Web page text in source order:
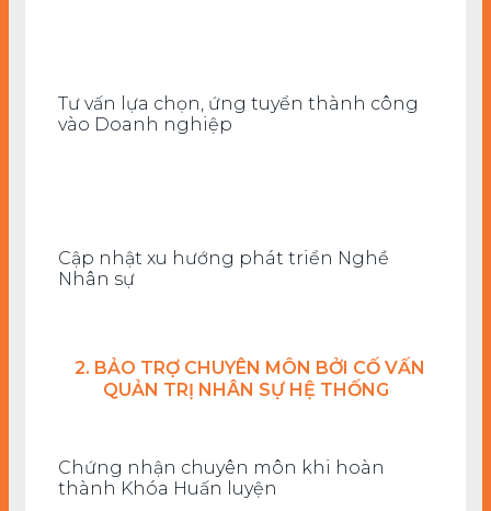
Tư vấn lựa chọn, ứng tuyển thành công
vào Doanh nghiệp
Cập nhật xu hướng phát triển Nghề
Nhân sự
2. BẢO TRỢ CHUYÊN MÔN BỞI CỐ VẤN
QUẢN TRỊ NHÂN SỰ HỆ THỐNG
Chứng nhận chuyên môn khi hoàn
thành Khóa Huấn luyện